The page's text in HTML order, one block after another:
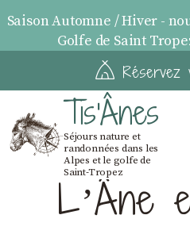
Saison Automne / Hiver -
Golfe de Saint
Réservez
Tis'Ânes
Séjours nature et
randonnées dans les
Alpes et le golfe de
Saint-Tropez
LʼÂne